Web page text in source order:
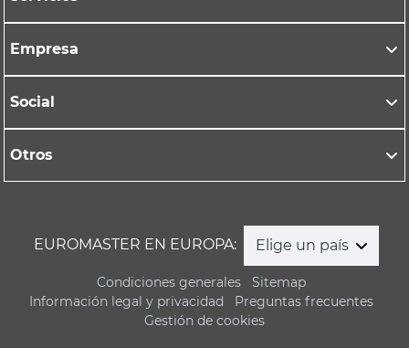
Empresa
Social
Otros
EUROMASTER EN EUROPA: Elige un país
Condiciones generales
Sitemap
Información legal y privacidad
Preguntas frecuentes
Gestión de cookies